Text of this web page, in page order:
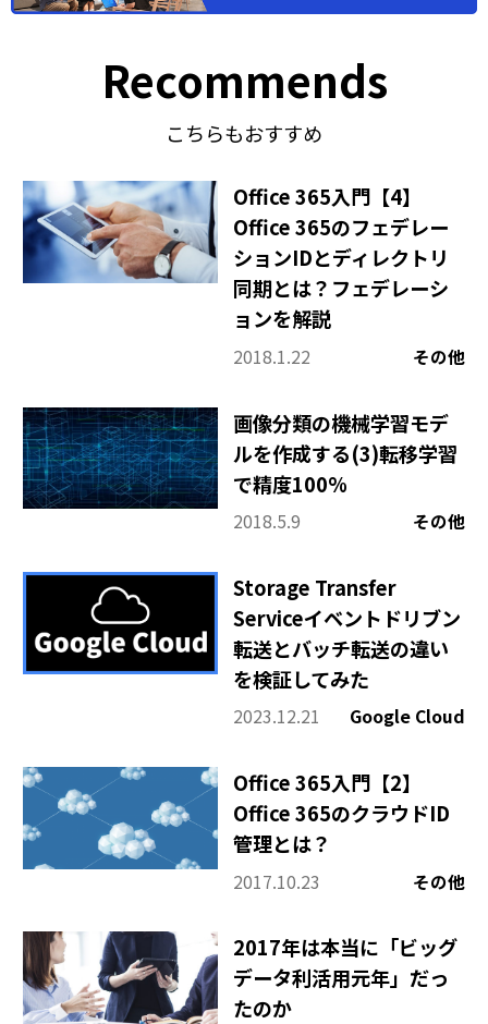
Recommends
こちらもおすすめ
Office 365入門【4】
Office 365のフェデレー
ションIDとディレクトリ
同期とは？フェデレーシ
ョンを解説
2018.1.22 その他
画像分類の機械学習モデ
ルを作成する(3)転移学習
で精度100%
2018.5.9 その他
Storage Transfer
Serviceイベントドリブン
転送とバッチ転送の違い
を検証してみた
2023.12.21 Google Cloud
Office 365入門【2】
Office 365のクラウドID
管理とは？
2017.10.23 その他
2017年は本当に「ビッグ
データ利活用元年」だっ
たのか